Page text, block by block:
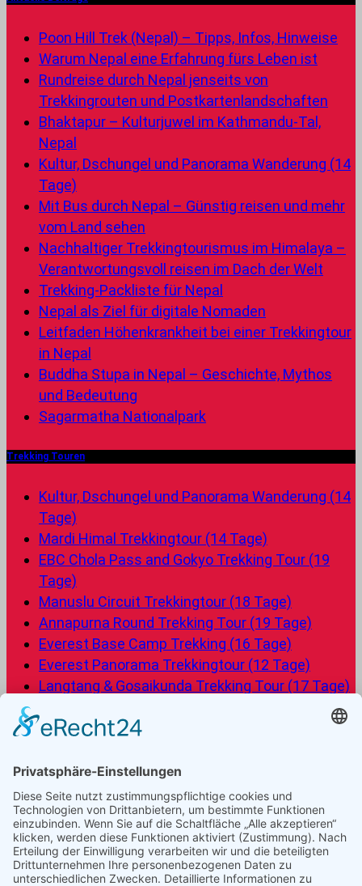
Poon Hill Trek (Nepal) – Tipps, Infos, Hinweise
Warum Nepal eine Erfahrung fürs Leben ist
Rundreise durch Nepal jenseits von
Trekkingrouten und Postkartenlandschaften
Bhaktapur – Kulturjuwel im Kathmandu-Tal,
Nepal
Kultur, Dschungel und Panorama Wanderung (14
Tage)
Mit Bus durch Nepal – Günstig reisen und mehr
vom Land sehen
Nachhaltiger Trekkingtourismus im Himalaya –
Verantwortungsvoll reisen im Dach der Welt
Trekking-Packliste für Nepal
Nepal als Ziel für digitale Nomaden
Leitfaden Höhenkrankheit bei einer Trekkingtour
in Nepal
Buddha Stupa in Nepal – Geschichte, Mythos
und Bedeutung
Sagarmatha Nationalpark
Trekking Touren
Kultur, Dschungel und Panorama Wanderung (14
Tage)
Mardi Himal Trekkingtour (14 Tage)
EBC Chola Pass and Gokyo Trekking Tour (19
Tage)
Manuslu Circuit Trekkingtour (18 Tage)
Annapurna Round Trekking Tour (19 Tage)
Everest Base Camp Trekking (16 Tage)
Everest Panorama Trekkingtour (12 Tage)
Langtang & Gosaikunda Trekking Tour (17 Tage)
Langtang Trekking Tour (11 Tage)
Frage die Nepal Friends
Von den Nepal Friends kannst Du dich individuell und
professionell beraten lassen, und eine gut geplante
Reise erhalten, von der beide Seiten profitieren. Du